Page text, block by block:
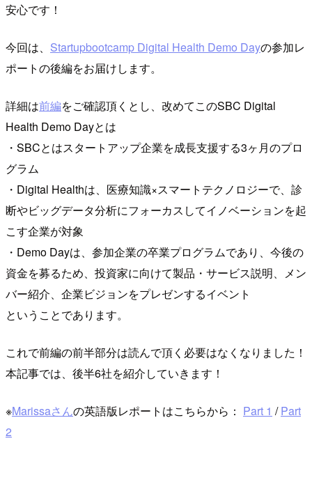
安心です！
今回は、 Startupbootcamp Digital Health Demo Dayの参加レ
ポートの後編をお届けします。
詳細は前編をご確認頂くとし、改めてこのSBC Digital
Health Demo Dayとは
・SBCとはスタートアップ企業を成長支援する3ヶ月のプロ
グラム
・Digital Healthは、医療知識×スマートテクノロジーで、診
断やビッグデータ分析にフォーカスしてイノベーションを起
こす企業が対象
・Demo Dayは、参加企業の卒業プログラムであり、今後の
資金を募るため、投資家に向けて製品・サービス説明、メン
バー紹介、企業ビジョンをプレゼンするイベント
ということであります。
これで前編の前半部分は読んで頂く必要はなくなりました！
本記事では、後半6社を紹介していきます！
※Marissaさんの英語版レポートはこちらから： Part 1 /Part
2